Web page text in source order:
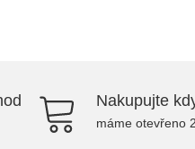
Nakupujte
máme otevřeno